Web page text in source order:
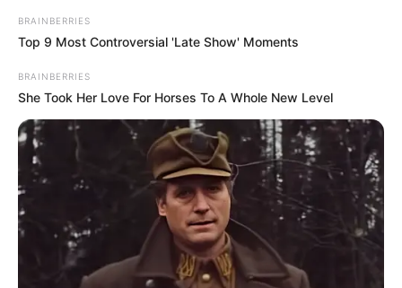
BRAINBERRIES
Top 9 Most Controversial 'Late Show' Moments
BRAINBERRIES
She Took Her Love For Horses To A Whole New Level